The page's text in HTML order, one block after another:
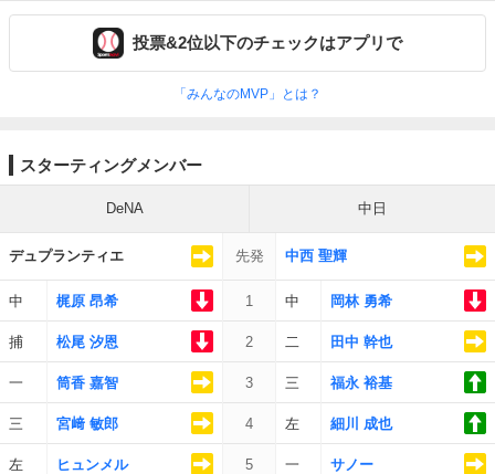
投票&2位以下のチェックはアプリで
「みんなのMVP」とは？
スターティングメンバー
DeNA 中日
デュプランティエ 先発 中西 聖輝
中 梶原 昂希 1 中 岡林 勇希
捕 松尾 汐恩 2 二 田中 幹也
一 筒香 嘉智 3 三 福永 裕基
三 宮﨑 敏郎 4 左 細川 成也
左 ヒュンメル 5 一 サノー